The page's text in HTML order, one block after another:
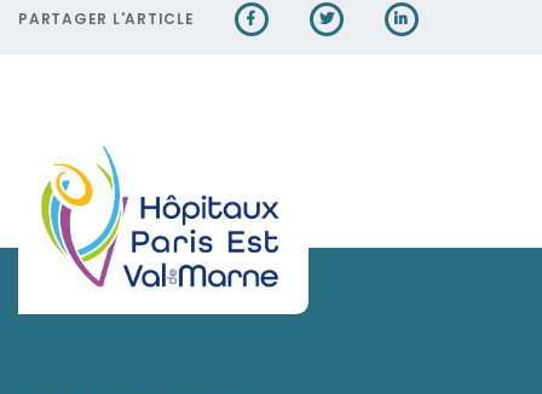
PARTAGER L'ARTICLE